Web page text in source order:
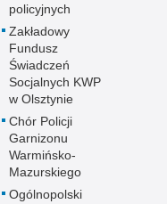
policyjnych
Zakładowy
Fundusz
Świadczeń
Socjalnych KWP
w Olsztynie
Chór Policji
Garnizonu
Warmińsko-
Mazurskiego
Ogólnopolski